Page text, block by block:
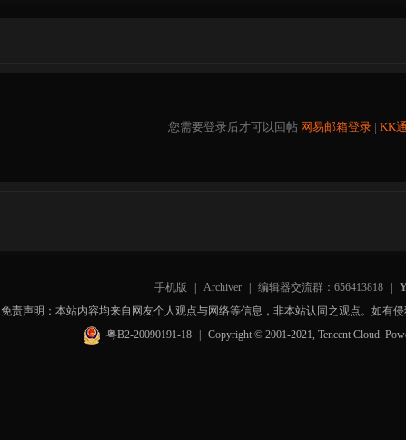
您需要登录后才可以回帖 网易邮箱登录| KK
手机版 Archiver 编辑器交流群：656413818
免责声明：本站内容均来自网友个人观点与网络等信息，非本站认同之观点。如有
粤B2-20090191-18
Copyright © 2001-2021, Tencent Cloud.